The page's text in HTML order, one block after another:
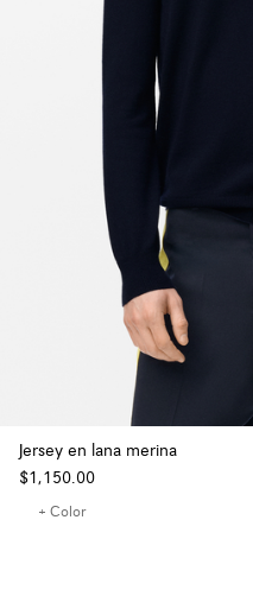
Jersey en lana merina
$1,150.00
+ Color